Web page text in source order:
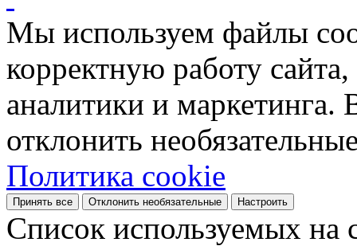
Мы используем файлы
корректную работу
аналитики и
отклонить
Политика cookie
Принять все Отклонить необязательные Настроить
Список используемых на